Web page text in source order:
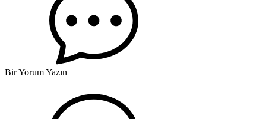
Bir Yorum Yazın